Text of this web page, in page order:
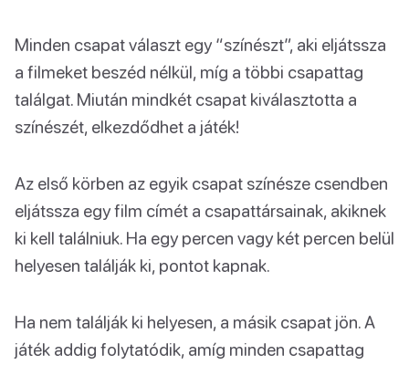
Minden csapat választ egy “színészt”, aki eljátssza
a filmeket beszéd nélkül, míg a többi csapattag
találgat. Miután mindkét csapat kiválasztotta a
színészét, elkezdődhet a játék!
Az első körben az egyik csapat színésze csendben
eljátssza egy film címét a csapattársainak, akiknek
ki kell találniuk. Ha egy percen vagy két percen belül
helyesen találják ki, pontot kapnak.
Ha nem találják ki helyesen, a másik csapat jön. A
játék addig folytatódik, amíg minden csapattag